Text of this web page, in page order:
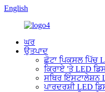
English
ਘਰ
ਉਤਪਾਦ
ਛੋਟਾ ਪਿਕਸਲ ਪਿੱਚ
ਕਿਰਾਏ 'ਤੇ LED
ਸਥਿਰ ਇੰਸਟਾਲੇਸ਼ਨ
ਪਾਰਦਰਸ਼ੀ LED